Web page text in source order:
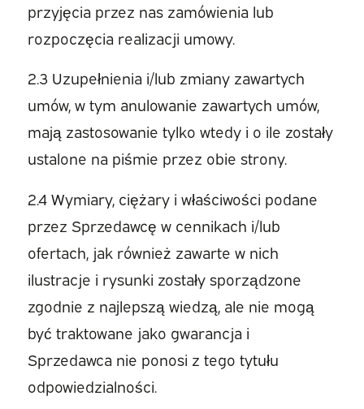
przyjęcia przez nas zamówienia lub
rozpoczęcia realizacji umowy.
2.3 Uzupełnienia i/lub zmiany zawartych
umów, w tym anulowanie zawartych umów,
mają zastosowanie tylko wtedy i o ile zostały
ustalone na piśmie przez obie strony.
2.4 Wymiary, ciężary i właściwości podane
przez Sprzedawcę w cennikach i/lub
ofertach, jak również zawarte w nich
ilustracje i rysunki zostały sporządzone
zgodnie z najlepszą wiedzą, ale nie mogą
być traktowane jako gwarancja i
Sprzedawca nie ponosi z tego tytułu
odpowiedzialności.